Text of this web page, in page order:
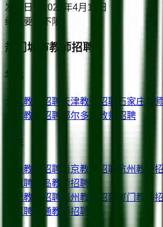
发布日期
2023年4月16日
经验要求
不限
热门城市教师招聘
华北
北京教师招聘 天津教师招聘 石家庄 教
浩特教师招聘 鄂尔多斯 教师招聘
华东
上海教师招聘 南京教师招聘 杭州教师招
师招聘
青岛教师招聘
合肥教师招聘 福州教师招聘 厦门 教师招
师招聘
南通教师招聘